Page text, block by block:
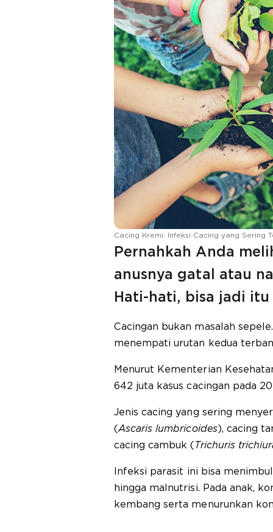
Cacing Kremi: Infeksi Cacing yang Sering
Pernahkah Anda
anusnya gatal atau
Hati-hati, bisa jadi
Cacingan bukan masalah
menempati urutan kedua
Menurut Kementerian
642 juta kasus cacingan pada
Jenis cacing yang sering
(Ascaris lumbricoides), cacing
cacing cambuk (Trichuris
Infeksi parasit ini bisa
hingga malnutrisi. Pada anak,
kembang serta menurunkan